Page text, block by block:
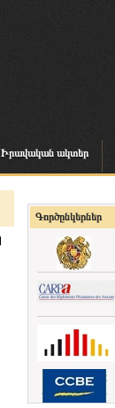
Իրավական ակտեր
Գործընկերներ